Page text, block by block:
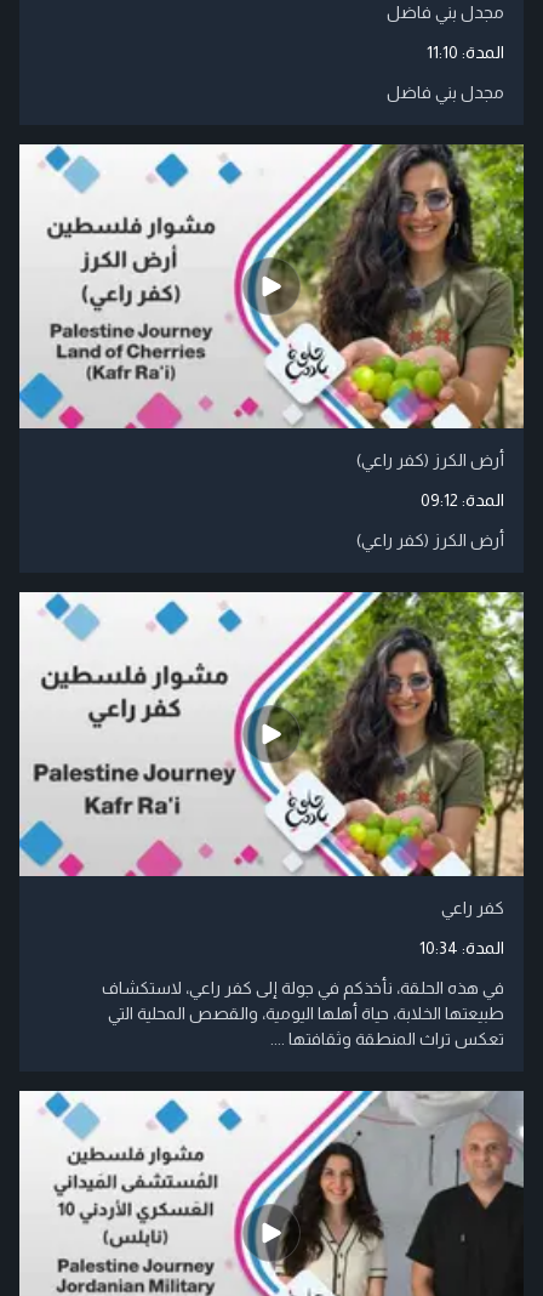
مجدل بني فاضل
المدة: 11:10
مجدل بني فاضل
أرض الكرز (كفر راعي)
المدة: 09:12
أرض الكرز (كفر راعي)
كفر راعي
المدة: 10:34
في هذه الحلقة، نأخذكم في جولة إلى كفر راعي، لاستكشاف
طبيعتها الخلابة، حياة أهلها اليومية، والقصص المحلية التي
تعكس تراث المنطقة وثقافتها ....